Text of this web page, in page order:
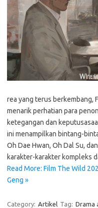
rea yang terus berkembang,
menarik perhatian para
ketegangan dan
ini menampilkan bintang-
Oh Dae Hwan, Oh Dal Su,
karakter-karakter kompleks
Read More: Film The Wild
Geng »
Category: Artikel Tag: Drama